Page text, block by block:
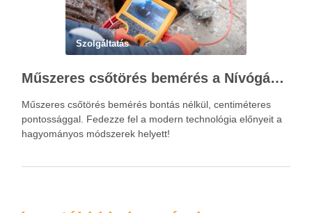
Szolgáltatás
Műszeres csőtörés bemérés a Nívógáz Hungária Kft.-vel
Műszeres csőtörés bemérés bontás nélkül, centiméteres
pontossággal. Fedezze fel a modern technológia előnyeit a
hagyományos módszerek helyett!